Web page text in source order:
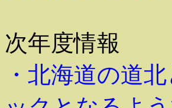
次年度情報
・北海道の道